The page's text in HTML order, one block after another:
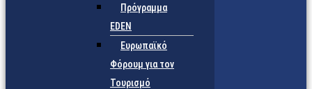
Πρόγραμμα
EDEN
Ευρωπαϊκό
Φόρουμ για τον
Τουρισμό